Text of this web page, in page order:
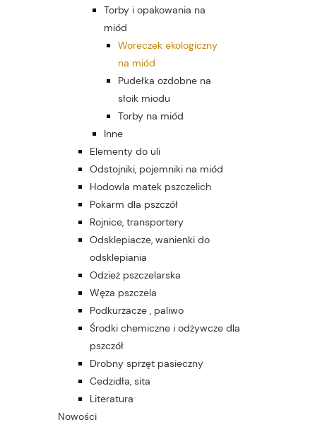
Torby i opakowania na
miód
Woreczek ekologiczny
na miód
Pudełka ozdobne na
słoik miodu
Torby na miód
Inne
Elementy do uli
Odstojniki, pojemniki na miód
Hodowla matek pszczelich
Pokarm dla pszczół
Rojnice, transportery
Odsklepiacze, wanienki do
odsklepiania
Odzież pszczelarska
Węza pszczela
Podkurzacze , paliwo
Środki chemiczne i odżywcze dla
pszczół
Drobny sprzęt pasieczny
Cedzidła, sita
Literatura
Nowości